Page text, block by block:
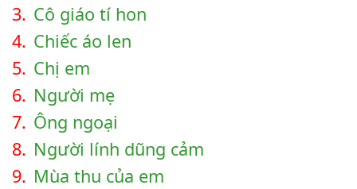
3. Cô giáo tí hon
4. Chiếc áo len
5. Chị em
6. Người mẹ
7. Ông ngoại
8. Người lính dũng cảm
9. Mùa thu của em